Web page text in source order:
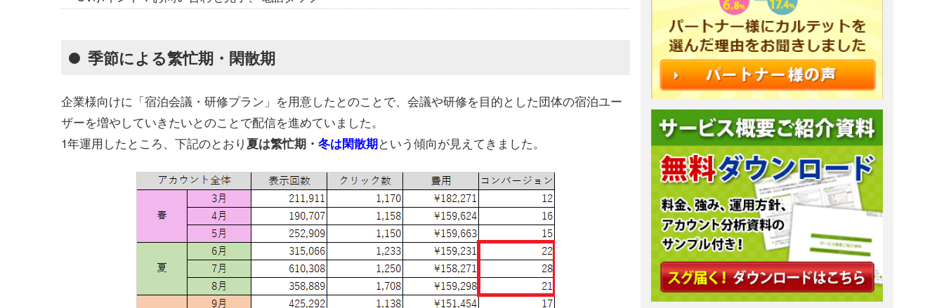
季節による繁忙期・閑散期
企業様向けに「宿泊会議・研修プラン」を用意したとのことで、会議や研修を目的とした団体の宿泊ユー
ザーを増やしていきたいとのことで配信を進めていました。
1年運用したところ、下記のとおり夏は繁忙期・ 冬は閑散期という傾向が見えてきました。